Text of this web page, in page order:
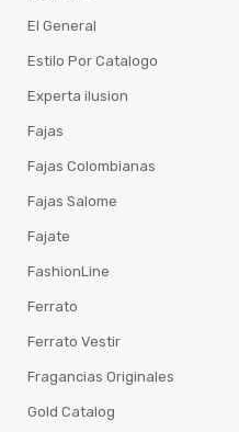
El General
Estilo Por Catalogo
Experta ilusion
Fajas
Fajas Colombianas
Fajas Salome
Fajate
FashionLine
Ferrato
Ferrato Vestir
Fragancias Originales
Gold Catalog